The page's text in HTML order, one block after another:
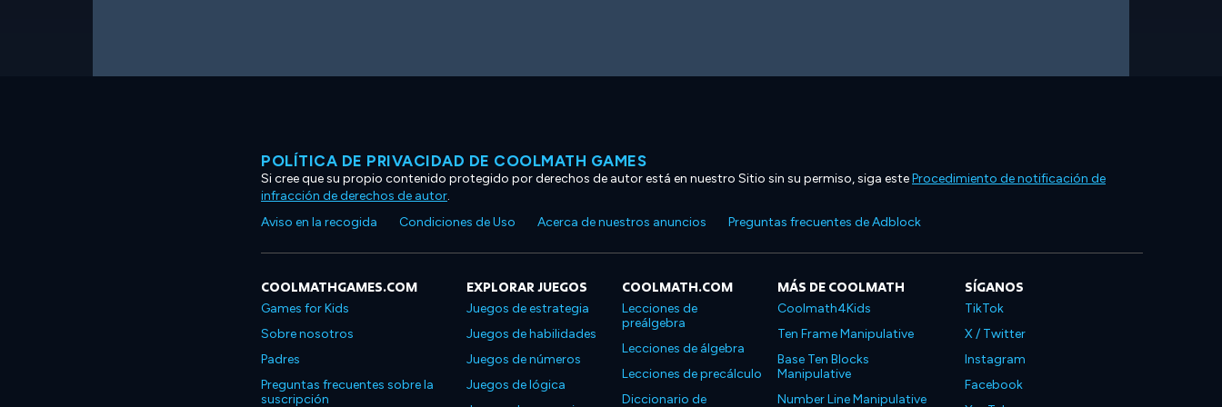
POLÍTICA DE PRIVACIDAD DE COOLMATH GAMES
Si cree que su propio contenido protegido por derechos de autor está en nuestro Sitio sin su permiso, siga esteProcedimiento de notificación de
infracción de derechos de autor.
Aviso en la recogida
Condiciones de Uso Acerca de nuestros anuncios Preguntas frecuentes de Adblock
COOLMATHGAMES.COM
Games for Kids
Sobre nosotros
Padres
Preguntas frecuentes sobre la
suscripción
EXPLORAR JUEGOS
Juegos de estrategia
Juegos de habilidades
Juegos de números
Juegos de lógica
COOLMATH.COM
Lecciones de
preálgebra
Lecciones de álgebra
Lecciones de precálculo
Diccionario de
MÁS DE COOLMATH
Coolmath4Kids
Ten Frame Manipulative
Base Ten Blocks
Manipulative
Number Line Manipulative
SÍGANOS
TikTok
X / Twitter
Instagram
Facebook